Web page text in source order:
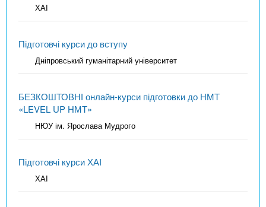
ХАІ
Підготовчі курси до вступу
Дніпровський гуманітарний університет
БЕЗКОШТОВНІ онлайн-курси підготовки до НМТ
«LEVEL UP НМТ»
НЮУ ім. Ярослава Мудрого
Підготовчі курси ХАІ
ХАІ